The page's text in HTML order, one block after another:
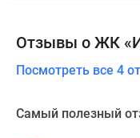
Отзывы о ЖК
Посмотреть все 4
Самый полезный